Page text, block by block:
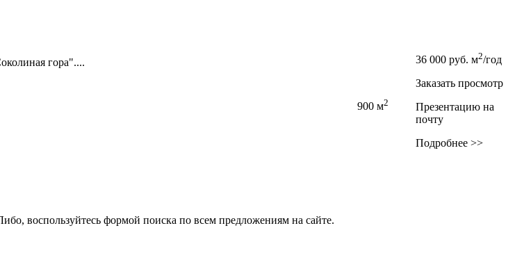
гора"....
900 м2
36 000 руб. м2/год
Заказать просмотр
Презентацию на
почту
Подробнее >>
воспользуйтесь формой поиска по всем предложениям на сайте.